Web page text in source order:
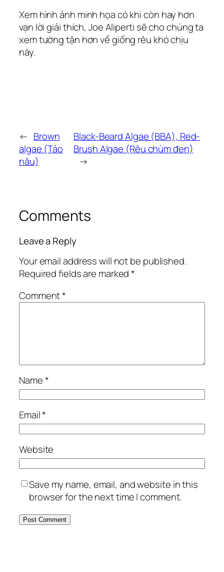
Xem hình ảnh minh họa có khi còn hay hơn
vạn lời giải thích, Joe Aliperti sẽ cho chúng ta
xem tường tận hơn về giống rêu khó chịu
này.
← Brown
algae (Tảo
nâu)
Black-Beard Algae (BBA), Red-
Brush Algae (Rêu chùm đen)
→
Comments
Leave a Reply
Your email address will not be published.
Required fields are marked*
Comment*
Name*
Email*
Website
Save my name, email, and website in this
browser for the next time I comment.